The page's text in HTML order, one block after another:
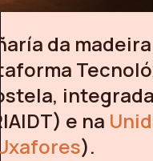
da
e na
).